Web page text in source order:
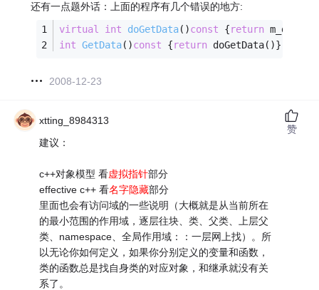
还有一点题外话：上面的程序有几个错误的地方:
virtual
int doGetData()const {return
int GetData()const {return
2008-12-23
xtting_8984313
建议：
c++对象模型 看虚拟指针部分
effective c++ 看名字隐藏部分
里面也会有访问域的一些说明（大概就是从当前所在
的最小范围的作用域，逐层往块、类、父类、上层父
类、namespace、全局作用域：：一层网上找）。所
以无论你如何定义，如果你分别定义的变量和函数，
类的函数总是找自身类的对应对象，和继承就没有关
系了。
赞